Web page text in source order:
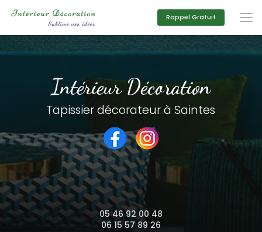
principal
Rappel Gratuit
Intérieur Décoration
Tapissier décorateur à Saintes
05 46 92 00 48
06 15 57 89 26